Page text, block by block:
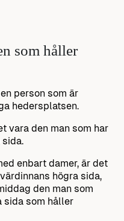
som håller
person som är
hedersplatsen.
vara den man som har
sida.
enbart damer, är det
högra sida,
den man som
sida som håller